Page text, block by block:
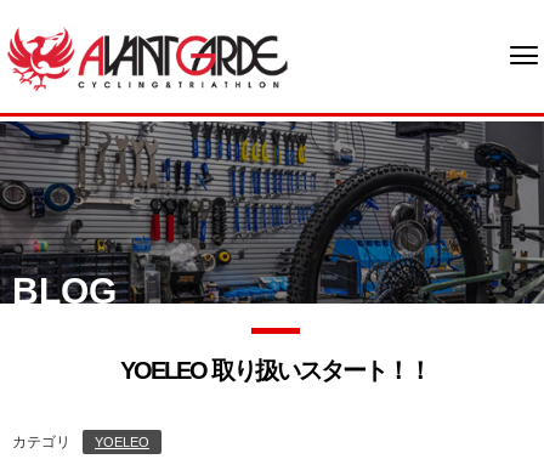
BLOG
YOELEO 取り扱いスタート！！
カテゴリ YOELEO